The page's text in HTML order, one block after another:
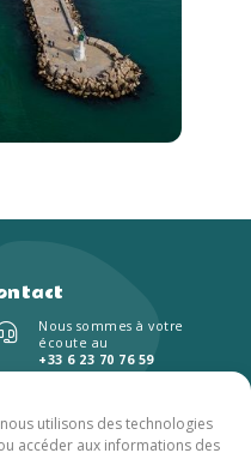
utilisons des technologies
accéder aux informations des
Nous sommes à votre
écoute au
+33 6 23 70 76 59
+33 4 66 35 28 02